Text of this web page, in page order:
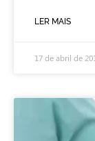
LER MAIS
17 de abril de